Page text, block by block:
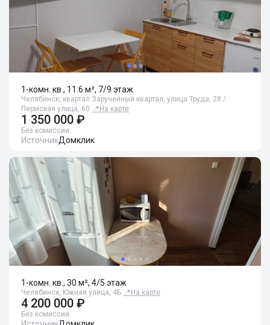
1-комн. кв., 11.6 м², 7/9 этаж
Челябинск, квартал Заручейный квартал, улица Труда, 28 /
Пермская улица, 60 📍 На карте
1 350 000 ₽
Без комиссии
ИсточникДомклик
1-комн. кв., 30 м², 4/5 этаж
Челябинск, Южная улица, 4Б 📍 На карте
4 200 000 ₽
Без комиссии